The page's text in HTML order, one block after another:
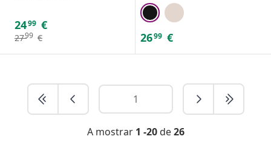
2499 €
2799 € 2699 €
A mostrar 1 -20de26